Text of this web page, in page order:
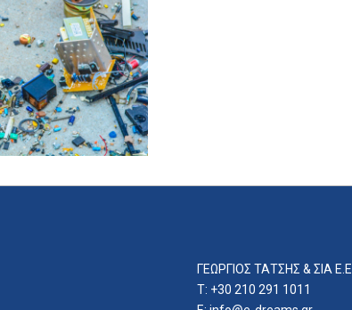
ΓΕΩΡΓΙΟΣ ΤΑΤΣΗΣ & ΣΙΑ E.E.
T: +30 210 291 1011